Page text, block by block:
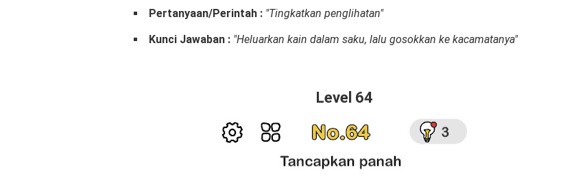
Pertanyaan/Perintah : "Tingkatkan penglihatan"
Kunci Jawaban : "Heluarkan kain dalam saku, lalu gosokkan ke kacamatanya"
Level 64